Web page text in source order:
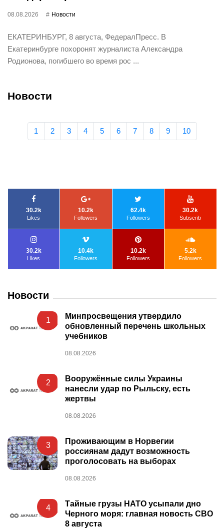
08.08.2026 Новости
ЕКАТЕРИНБУРГ, 8 августа, ФедералПресс. В
Екатеринбурге похоронят журналиста Александра
Родионова, погибшего во время рос ...
Новости
1 2 3 4 5 6 7 8 9 10
30.2k
Likes
10.2k
Followers
62.4k
Followers
30.2k
Subscrib
30.2k
Likes
10.4k
Followers
10.2k
Followers
5.2k
Followers
Новости
1
Минпросвещения утвердило
обновленный перечень школьных
учебников
08.08.2026
2
Вооружённые силы Украины
нанесли удар по Рыльску, есть
жертвы
08.08.2026
3
Проживающим в Норвегии
россиянам дадут возможность
проголосовать на выборах
08.08.2026
4
Тайные грузы НАТО усыпали дно
Черного моря: главная новость СВО
8 августа